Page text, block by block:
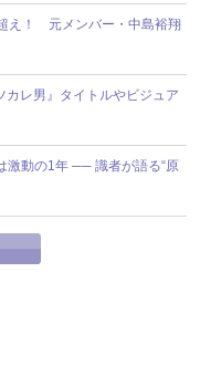
え！ 元メンバー・中島裕翔
レ男』タイトルやビジュア
激動の1年 ── 識者が語る“原